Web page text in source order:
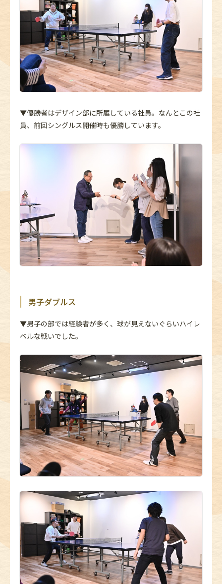
▼優勝者はデザイン部に所属している社員。なんとこの社
員、前回シングルス開催時も優勝しています。
男子ダブルス
▼男子の部では経験者が多く、球が見えないぐらいハイレ
ベルな戦いでした。